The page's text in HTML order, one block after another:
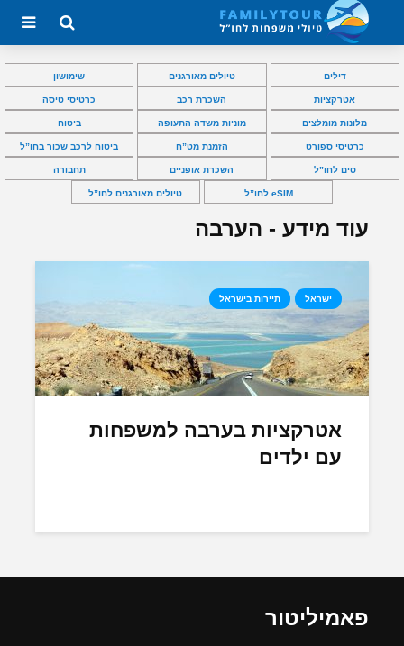
דילים טיולים מאורגנים שימושון
אטרקציות השכרת רכב כרטיסי טיסה
מלונות מומלצים מוניות משדה התעופה ביטוח
כרטיסי ספורט הזמנת מט”ח ביטוח לרכב שכור בחו”ל
סים לחו”ל השכרת אופניים תחבורה
eSIM לחו”ל טיולים מאורגנים לחו”ל
עוד מידע - הערבה
ישראל תיירות בישראל
אטרקציות בערבה למשפחות
עם ילדים
פאמיליטור